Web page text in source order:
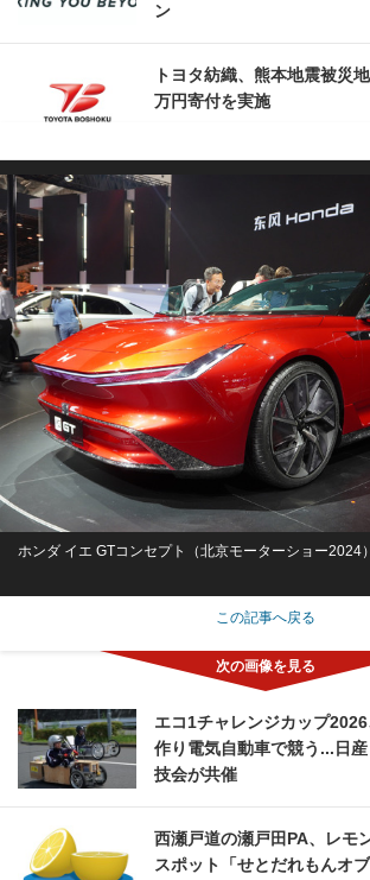
ン
トヨタ紡織、熊本地震被災
万円寄付を実施
ホンダ イエ GTコンセプト（北京モーターショー2024
この記事へ戻る
エコ1チャレンジカップ
作り電気自動車で競う...日
技会が共催
西瀬戸道の瀬戸田PA、レモ
スポット「せとだれもんオ